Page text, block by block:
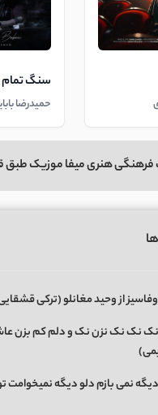
سنگ تمام
حمیدرضا
فرهنگی هنری میفا موزیک طبق
از وحید مغانلو (ترکی
نک نک نزن نک و دلم کم بزن
نمی بازم دلو دیگه نمیخوامت